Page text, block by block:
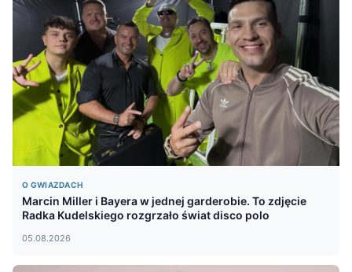
O GWIAZDACH
Marcin Miller i Bayera w jednej garderobie. To zdjęcie
Radka Kudelskiego rozgrzało świat disco polo
05.08.2026